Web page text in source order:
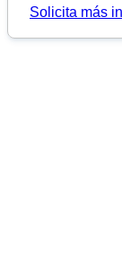
Solicita más